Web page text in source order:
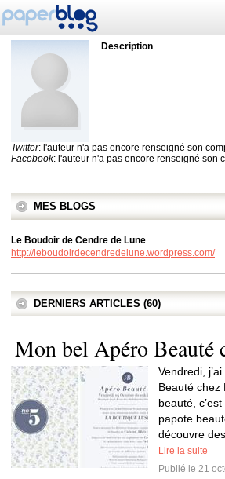
Description
Twitter: l'auteur n'a pas encore renseigné son
Facebook: l'auteur n'a pas encore renseigné son
MES BLOGS
Le Boudoir de Cendre de Lune
http://leboudoirdecendredelune.wordpress.com/
DERNIERS ARTICLES (60)
Mon bel Apéro Beauté
Vendredi,
Beauté chez
beauté,
papote
découvre
Lire la suite
Publié le 21